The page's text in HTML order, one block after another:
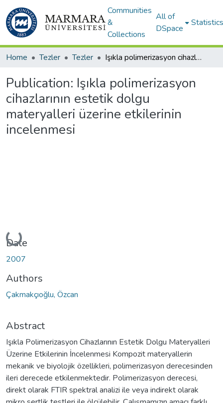
Communities
&
Collections
All of
DSpace
Statistics
Home Tezler Tezler Işıkla polimerizasyon cihazlarının estetik dolgu materyalleri üzerine etkilerinin incelenmesi
Publication: Işıkla polimerizasyon
cihazlarının estetik dolgu
materyalleri üzerine etkilerinin
incelenmesi
Loading...
Date
2007
Authors
Çakmakçıoğlu, Özcan
Abstract
Işıkla Polimerizasyon Cihazlarının Estetik Dolgu Materyalleri
Üzerine Etkilerinin İncelenmesi Kompozit materyallerin
mekanik ve biyolojik özellikleri, polimerizasyon derecesinden
ileri derecede etkilenmektedir. Polimerizasyon derecesi,
direkt olarak FTIR spektral analizi ile veya indirekt olarak